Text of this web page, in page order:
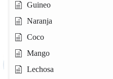
Guineo
Naranja
Coco
Mango
Lechosa